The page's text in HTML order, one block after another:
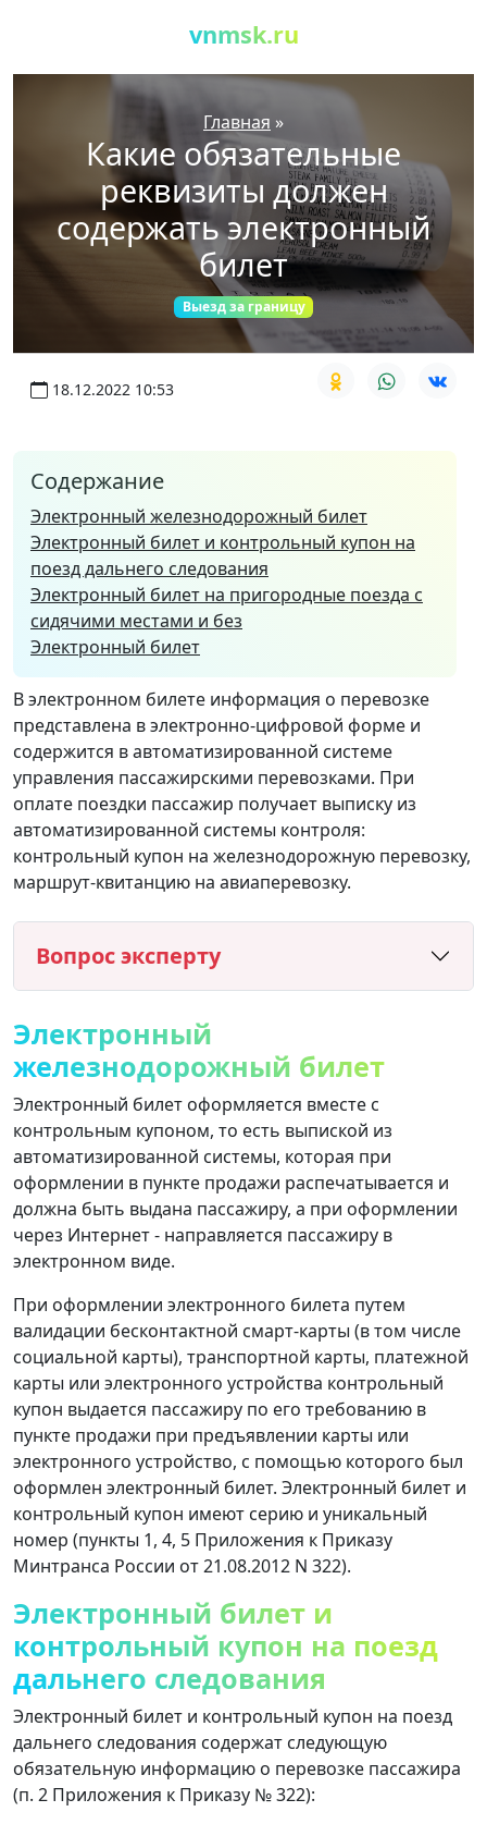
vnmsk.ru
Главная »
Какие обязательные
реквизиты должен
содержать электронный
билет
Выезд за границу
18.12.2022 10:53
Содержание
Электронный железнодорожный билет
Электронный билет и контрольный купон на
поезд дальнего следования
Электронный билет на пригородные поезда с
сидячими местами и без
Электронный билет
В электронном билете информация о перевозке
представлена ​​в электронно-цифровой форме и
содержится в автоматизированной системе
управления пассажирскими перевозками. При
оплате поездки пассажир получает выписку из
автоматизированной системы контроля:
контрольный купон на железнодорожную перевозку,
маршрут-квитанцию ​​на авиаперевозку.
Вопрос эксперту
Электронный
железнодорожный билет
Электронный билет оформляется вместе с
контрольным купоном, то есть выпиской из
автоматизированной системы, которая при
оформлении в пункте продажи распечатывается и
должна быть выдана пассажиру, а при оформлении
через Интернет - направляется пассажиру в
электронном виде.
При оформлении электронного билета путем
валидации бесконтактной смарт-карты (в том числе
социальной карты), транспортной карты, платежной
карты или электронного устройства контрольный
купон выдается пассажиру по его требованию в
пункте продажи при предъявлении карты или
электронного устройство, с помощью которого был
оформлен электронный билет. Электронный билет и
контрольный купон имеют серию и уникальный
номер (пункты 1, 4, 5 Приложения к Приказу
Минтранса России от 21.08.2012 N 322).
Электронный билет и
контрольный купон на поезд
дальнего следования
Электронный билет и контрольный купон на поезд
дальнего следования содержат следующую
обязательную информацию о перевозке пассажира
(п. 2 Приложения к Приказу № 322):